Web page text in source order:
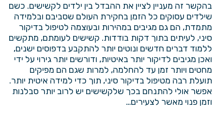
בהקשר זה מעניין לציין את ההבדל בין ילדים לקשישים. כשם
שילדים עסוקים כל הזמן בחקירת העולם שסביבם ובלמידה
מתמדת, הם גם מגיבים במהירות ובעוצמה לטיפול בדיקור
סיני, לעיתים בתוך דקות בודדות. קשישים לעומתם, מתקשים
ללמוד דברים חדשים ונוטים יותר להתקבע בדפוסים ישנים,
ואכן מגיבים לדיקור יותר באיטיות, ודורשים יותר גירוי על ידי
מחטים ויותר זמן עד להחלמה, למרות שגם הם מפיקים
תועלת רבה מטיפול בדיקור סיני, תוך כדי למידה איטית יותר.
אפשר אולי להתנחם בכך שלקשישים יש לרוב יותר סבלנות
וזמן פנוי מאשר לצעירים…